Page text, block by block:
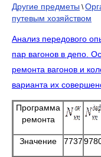
Другие предметы \
путевым хозяйством
Анализ передового
пар вагонов в депо.
ремонта вагонов и
варианта их
Программа
ремонта
Значение 7737